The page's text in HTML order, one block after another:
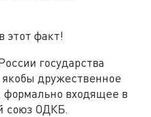
этот факт!
государства
якобы дружественное
формально входящее в
союз ОДКБ.